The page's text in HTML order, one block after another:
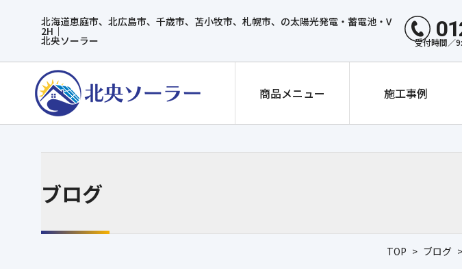
北海道恵庭市、北広島市、千歳市、苫小牧市、札幌市、の太陽光発電・蓄電池・V
2H｜
北央ソーラー 受付時間／
商品メニュー 施工事例
ブログ
TOP > ブログ >